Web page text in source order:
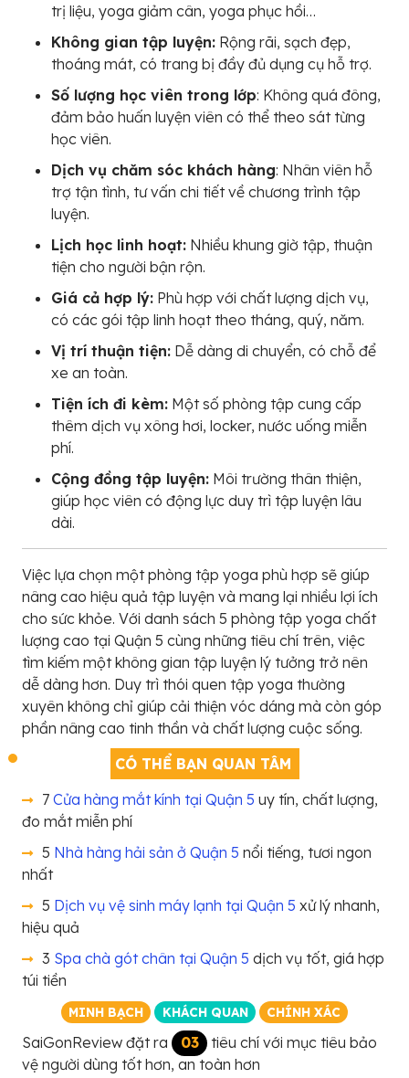
trị liệu, yoga giảm cân, yoga phục hồi…
Không gian tập luyện: Rộng rãi, sạch đẹp,
thoáng mát, có trang bị đầy đủ dụng cụ hỗ trợ.
Số lượng học viên trong lớp: Không quá đông,
đảm bảo huấn luyện viên có thể theo sát từng
học viên.
Dịch vụ chăm sóc khách hàng: Nhân viên hỗ
trợ tận tình, tư vấn chi tiết về chương trình tập
luyện.
Lịch học linh hoạt: Nhiều khung giờ tập, thuận
tiện cho người bận rộn.
Giá cả hợp lý: Phù hợp với chất lượng dịch vụ,
có các gói tập linh hoạt theo tháng, quý, năm.
Vị trí thuận tiện: Dễ dàng di chuyển, có chỗ để
xe an toàn.
Tiện ích đi kèm: Một số phòng tập cung cấp
thêm dịch vụ xông hơi, locker, nước uống miễn
phí.
Cộng đồng tập luyện: Môi trường thân thiện,
giúp học viên có động lực duy trì tập luyện lâu
dài.
Việc lựa chọn một phòng tập yoga phù hợp sẽ giúp
nâng cao hiệu quả tập luyện và mang lại nhiều lợi ích
cho sức khỏe. Với danh sách 5 phòng tập yoga chất
lượng cao tại Quận 5 cùng những tiêu chí trên, việc
tìm kiếm một không gian tập luyện lý tưởng trở nên
dễ dàng hơn. Duy trì thói quen tập yoga thường
xuyên không chỉ giúp cải thiện vóc dáng mà còn góp
phần nâng cao tinh thần và chất lượng cuộc sống.
CÓ THỂ BẠN QUAN TÂM
7 Cửa hàng mắt kính tại Quận 5 uy tín, chất lượng,
đo mắt miễn phí
5 Nhà hàng hải sản ở Quận 5 nổi tiếng, tươi ngon
nhất
5 Dịch vụ vệ sinh máy lạnh tại Quận 5 xử lý nhanh,
hiệu quả
3 Spa chà gót chân tại Quận 5 dịch vụ tốt, giá hợp
túi tiền
MINH BẠCH KHÁCH QUAN CHÍNH XÁC
SaiGonReview đặt ra 03
tiêu chí với mục tiêu bảo
vệ người dùng tốt hơn, an toàn hơn